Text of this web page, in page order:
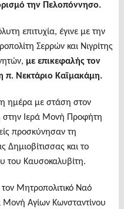
την Πελοπόννησο.
επιτυχία, έγινε με την
Σερρών και Νιγρίτης
με επικεφαλής τον
π. Νεκτάριο Καϊμακάμη.
ημέρα με στάση στον
στην Ιερά Μονή Προφήτη
προσκύνησαν τη
Δημιοβίτισσας και το
του Καυσοκαλυβίτη.
Μητροπολιτικό Ναό
Μονή Αγίων Κωνσταντίνου